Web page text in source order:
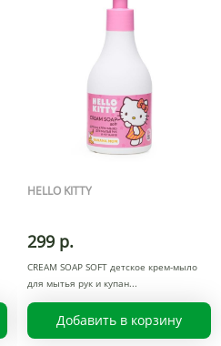
HELLO KITTY
299 р.
CREAM SOAP SOFT детское крем-мыло
для мытья рук и купан
Добавить в корзину